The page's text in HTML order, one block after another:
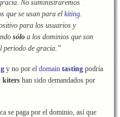
No suministraremos
que se usan para el kiting.
para los usuarios y
sólo a los dominios que son
periodo de gracia.”
y no por el domain tasting podría
kiters han sido demandados por
se paga por el dominio, así que